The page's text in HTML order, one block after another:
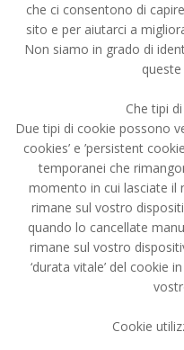
che ci consentono di
sito e per aiutarci a
Non siamo in grado di
Che tipi
Due tipi di cookie possono
cookies’ e ’persistent
temporanei che
momento in cui lasciate il
rimane sul vostro
quando lo cancellate
rimane sul vostro
‘durata vitale’ del cookie
Cookie